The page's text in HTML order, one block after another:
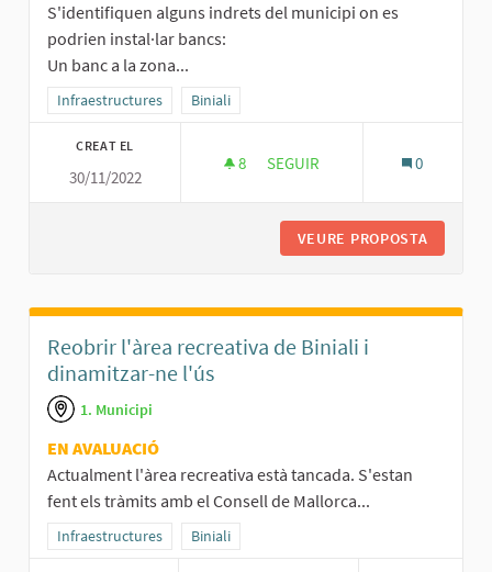
S'identifiquen alguns indrets del municipi on es
podrien instal·lar bancs:
Un banc a la zona...
Resultats al filtrar per la categoria: Infraestructures
Infraestructures Resultats al filtrar per l'àmbit: Biniali
Biniali
CREAT EL
30/11/2022
8 8 SEGUIDORES
SEGUIR 0
VEURE PROPOSTA
Reobrir l'àrea recreativa de Biniali i
dinamitzar-ne l'ús
1. Municipi
EN AVALUACIÓ
Actualment l'àrea recreativa està tancada. S'estan
fent els tràmits amb el Consell de Mallorca...
Resultats al filtrar per la categoria: Infraestructures
Infraestructures Resultats al filtrar per l'àmbit: Biniali
Biniali